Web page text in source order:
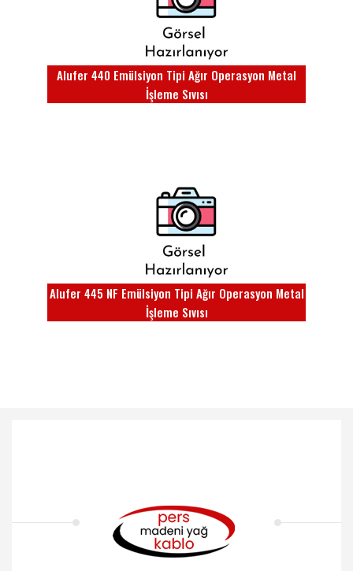
Alufer 440 Emülsiyon Tipi Ağır Operasyon Metal
İşleme Sıvısı
Alufer 445 NF Emülsiyon Tipi Ağır Operasyon Metal
İşleme Sıvısı